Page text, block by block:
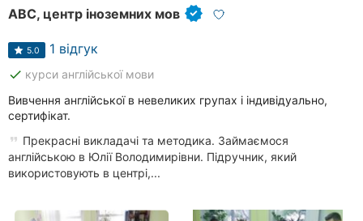
АВС, центр іноземних мов
5.0 1 відгук
done курси англійської мови
Вивчення англійської в невеликих групах і індивідуально,
сертифікат.
Прекрасні викладачі та методика. Займаємося
англійською в Юлії Володимирівни. Підручник, який
використовують в центрі,...